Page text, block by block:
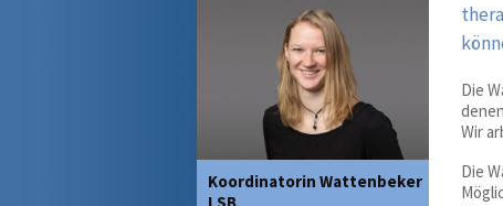
Koordinatorin Wattenbeker
LSB
Die
Wir
Die